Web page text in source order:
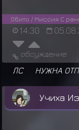
Обито / Миссия С
14:30
обсуждение
ЛС НУЖНА
Учиха